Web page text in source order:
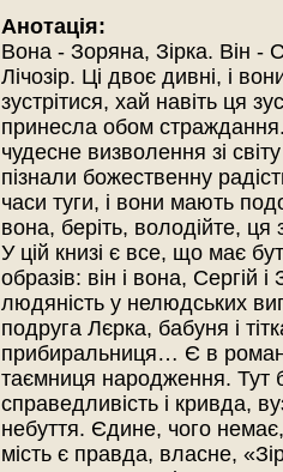
Анотація:
Вона - Зоряна, Зірка. Він -
Лічозір. Ці двоє дивні, і
зустрітися, хай навіть ця
принесла обом страждання.
чудесне визволення зі
пізнали божественну
часи туги, і вони мають
вона, беріть, володійте, ця
У цій книзі є все, що має
образів: він і вона, Сергій
людяність у нелюдських
подруга Лєрка, бабуня і
прибиральниця… Є в романі
таємниця народження. Тут
справедливість і кривда,
небуття. Єдине, чого
мість є правда, власне,